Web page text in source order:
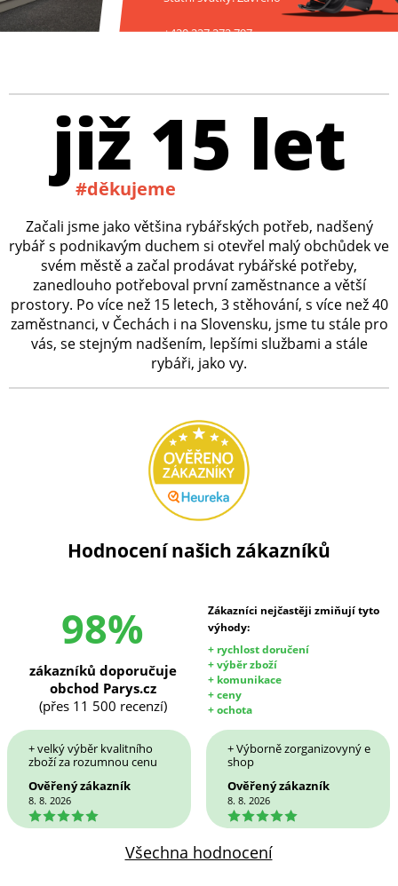
+420 227 272 797
již 15 let
#děkujeme
Začali jsme jako většina rybářských potřeb, nadšený
rybář s podnikavým duchem si otevřel malý obchůdek ve
svém městě a začal prodávat rybářské potřeby,
zanedlouho potřeboval první zaměstnance a větší
prostory. Po více než 15 letech, 3 stěhování, s více než 40
zaměstnanci, v Čechách i na Slovensku, jsme tu stále pro
vás, se stejným nadšením, lepšími službami a stále
rybáři, jako vy.
Hodnocení našich zákazníků
98%
Zákazníci nejčastěji zmiňují tyto
výhody:
+ rychlost doručení
+ výběr zboží
+ komunikace
+ ceny
+ ochota
zákazníků doporučuje
obchod Parys.cz
(přes 11 500 recenzí)
+ velký výběr kvalitního
zboží za rozumnou cenu
Ověřený zákazník
8. 8. 2026
5
+ Výborně zorganizovyný e
shop
Ověřený zákazník
8. 8. 2026
5
Všechna hodnocení